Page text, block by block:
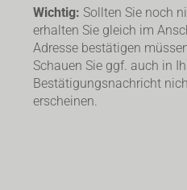
Wichtig: Sollten Sie noch
erhalten Sie gleich im
Adresse bestätigen
Schauen Sie ggf. auch in
Bestätigungsnachricht
erscheinen.